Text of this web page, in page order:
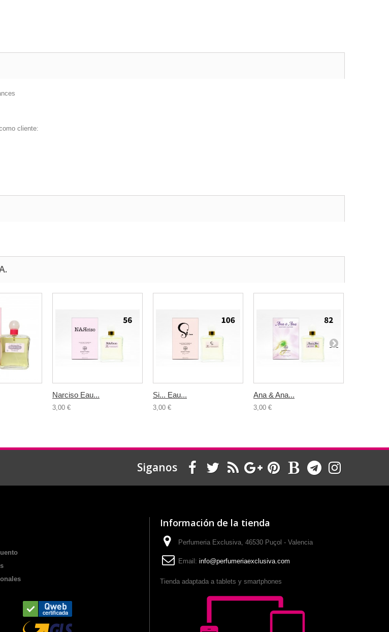
cliente:
Narciso Eau...
3,00 €
Si... Eau...
3,00 €
Ana & Ana...
3,00 €
Siganos
Información de la tienda
Perfumeria Exclusiva, 46530 Puçol - Valencia
Email: info@perfumeriaexclusiva.com
Tienda adaptada a tablets y smartphones